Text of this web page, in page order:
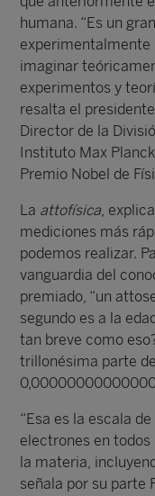
humana. “Es un
experimentalmente
imaginar
experimentos y
resalta el
Director de la
Instituto Max
Premio Nobel de
La attofísica,
mediciones más
podemos realizar.
vanguardia del
premiado, “un
segundo es a la
tan breve como
trillonésima parte
“Esa es la escala
electrones en
la materia,
señala por su parte